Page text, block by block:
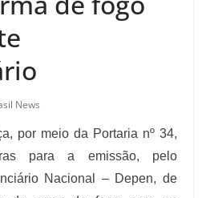
News
por meio da Portaria nº 34,
para a emissão, pelo
Nacional – Depen, de